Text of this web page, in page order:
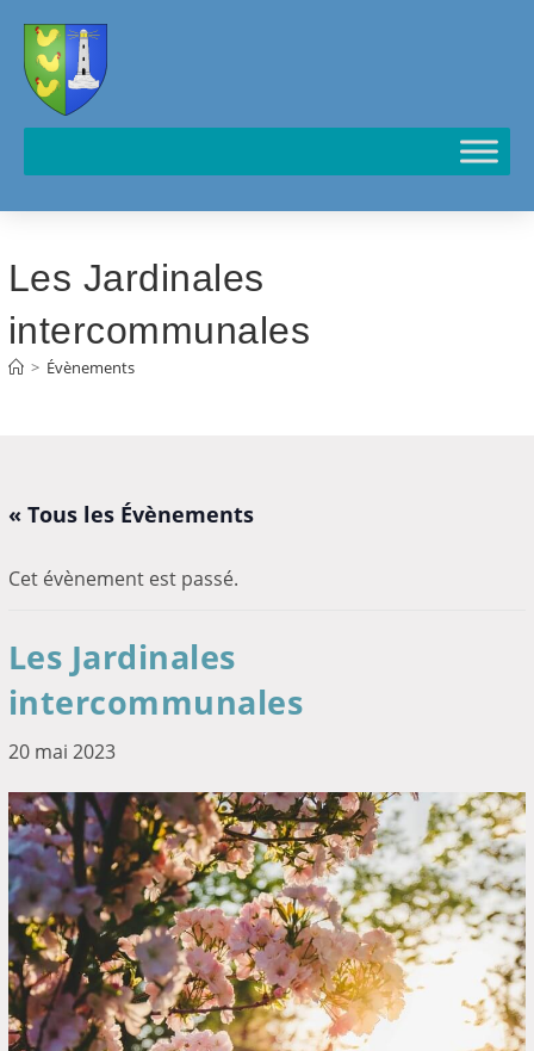
Les Jardinales
intercommunales
> Évènements
« Tous les Évènements
Cet évènement est passé.
Les Jardinales
intercommunales
20 mai 2023